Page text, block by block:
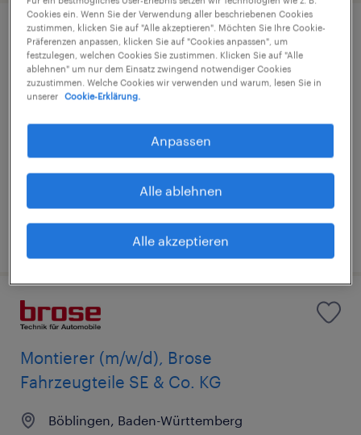
Löter (m/w/d), TE Connectivity
Waiblingen, Baden-Württemberg
Arbeitnehmerüberlassung
€16,99 - €17,00 pro Stunde
Industrie und Handwerk
Montierer (m/w/d), Brose
Fahrzeugteile SE & Co. KG
Böblingen, Baden-Württemberg
Cookies ein. Wenn Sie der Verwendung aller beschriebenen Cookies
zustimmen, klicken Sie auf "Alle akzeptieren". Möchten Sie Ihre Cookie-
Präferenzen anpassen, klicken Sie auf "Cookies anpassen", um
festzulegen, welchen Cookies Sie zustimmen. Klicken Sie auf "Alle
ablehnen" um nur dem Einsatz zwingend notwendiger Cookies
zuzustimmen. Welche Cookies wir verwenden und warum, lesen Sie in
unserer
Cookie-Erklärung.
Anpassen
Alle ablehnen
Alle akzeptieren